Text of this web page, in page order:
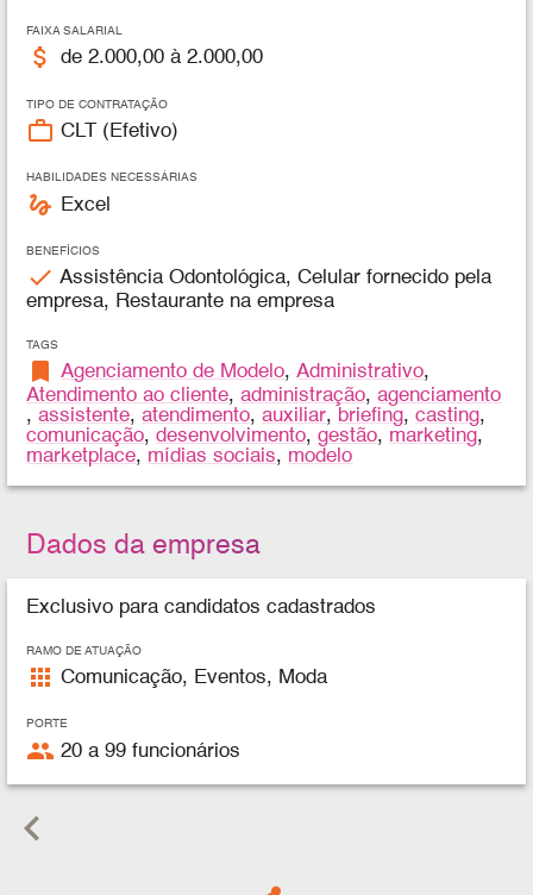
FAIXA SALARIAL
attach_money de 2.000,00 à 2.000,00
TIPO DE CONTRATAÇÃO
work_outline CLT (Efetivo)
HABILIDADES NECESSÁRIAS
gesture Excel
BENEFÍCIOS
check Assistência Odontológica, Celular fornecido pela
empresa, Restaurante na empresa
TAGS
bookmark Agenciamento de Modelo,Administrativo,
Atendimento ao cliente,administração,agenciamento
,assistente,atendimento,auxiliar, briefing,casting,
comunicação,desenvolvimento,gestão, marketing,
marketplace, mídias sociais, modelo
Dados da empresa
Exclusivo para candidatos cadastrados
RAMO DE ATUAÇÃO
apps Comunicação, Eventos, Moda
PORTE
people 20 a 99 funcionários
keyboard_arrow_left